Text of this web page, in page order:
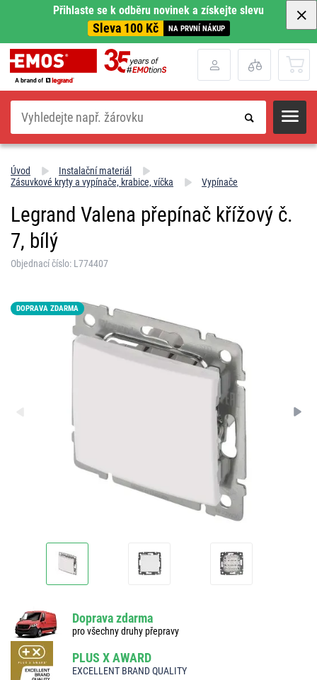
Přihlaste se k odběru novinek a získejte slevu
Sleva 100 Kč NA PRVNÍ NÁKUP
Hledat
Úvod
Instalační materiál
Zásuvkové kryty a vypínače, krabice, víčka
Vypínače
Legrand Valena přepínač křížový č.
7, bílý
Objednací číslo: L774407
DOPRAVA ZDARMA
Doprava zdarma
pro všechny druhy přepravy
PLUS X AWARD
EXCELLENT BRAND QUALITY